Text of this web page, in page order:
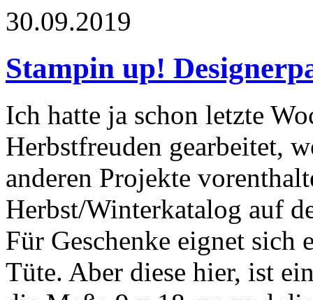
30.09.2019
Stampin up!
Ich hatte ja schon letzte
Herbstfreuden gearbeitet,
anderen Projekte
Herbst/Winterkatalog auf
Für Geschenke eignet sich
Tüte. Aber diese hier, ist